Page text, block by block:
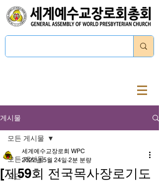
게시물
모든 게시물
교단
모든 게시물
[제59회 전국목사장로기도
세계예수교장로회 WPC
2022년 5월 24일 2분 분량